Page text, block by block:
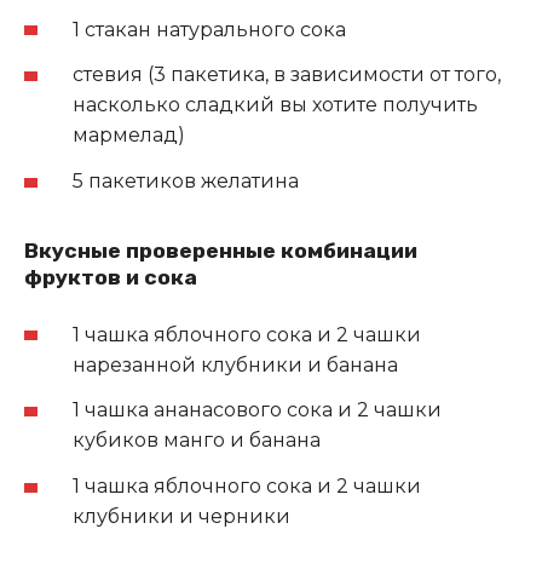
1 стакан натурального сока
стевия (3 пакетика, в зависимости от того,
насколько сладкий вы хотите получить
мармелад)
5 пакетиков желатина
Вкусные проверенные комбинации
фруктов и сока
1 чашка яблочного сока и 2 чашки
нарезанной клубники и банана
1 чашка ананасового сока и 2 чашки
кубиков манго и банана
1 чашка яблочного сока и 2 чашки
клубники и черники